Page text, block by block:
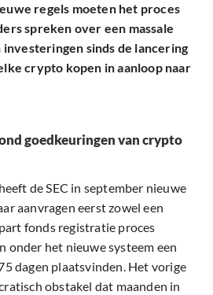
regels moeten het proces
spreken over een massale
sinds de lancering
crypto kopen in aanloop naar
goedkeuringen van crypto
de SEC in september nieuwe
aanvragen eerst zowel een
fonds registratie proces
onder het nieuwe systeem een
dagen plaatsvinden. Het vorige
obstakel dat maanden in